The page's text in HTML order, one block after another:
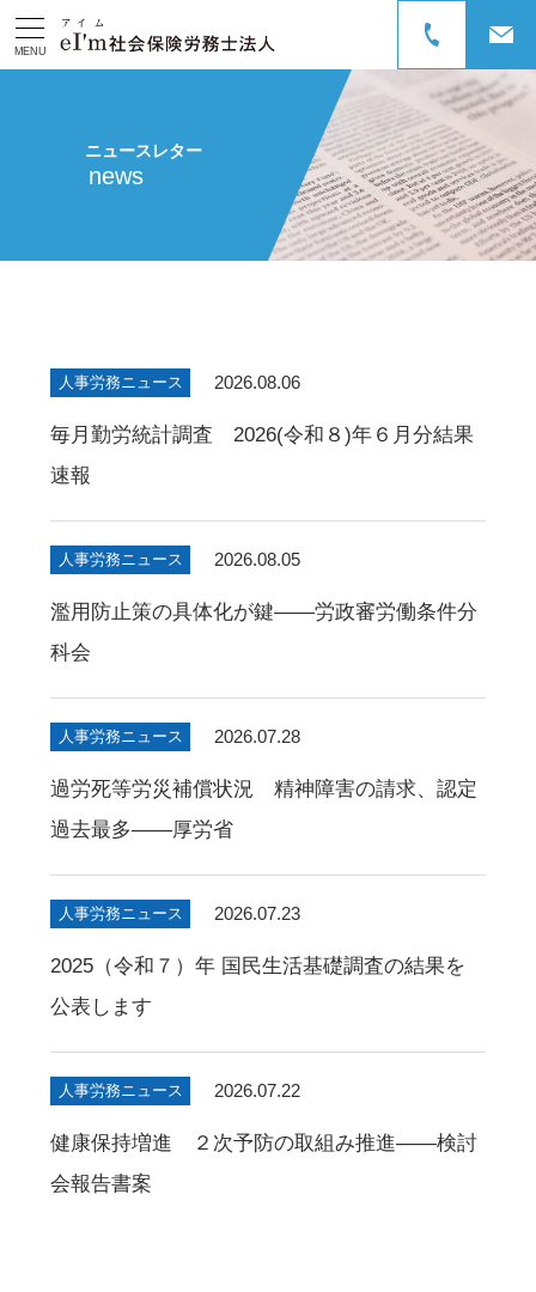
MENU
ニュースレター
news
人事労務ニュース 2026.08.06
毎月勤労統計調査 2026(令和８)年６月分結果
速報
人事労務ニュース 2026.08.05
濫用防止策の具体化が鍵――労政審労働条件分
科会
人事労務ニュース 2026.07.28
過労死等労災補償状況 精神障害の請求、認定
過去最多――厚労省
人事労務ニュース 2026.07.23
2025（令和７）年 国民生活基礎調査の結果を
公表します
人事労務ニュース 2026.07.22
健康保持増進 ２次予防の取組み推進――検討
会報告書案